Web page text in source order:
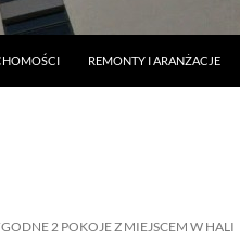
REMONTY I ARANŻACJE
2 POKOJE Z MIEJSCEM W HALI